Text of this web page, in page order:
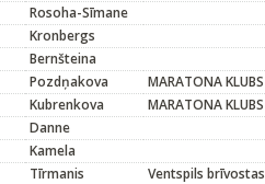
Rosoha-Sīmane
Kronbergs
Bernšteina
Pozdņakova
MARATONA KLUBS
Kubrenkova
MARATONA KLUBS
Danne
Kamela
Tīrmanis
Ventspils